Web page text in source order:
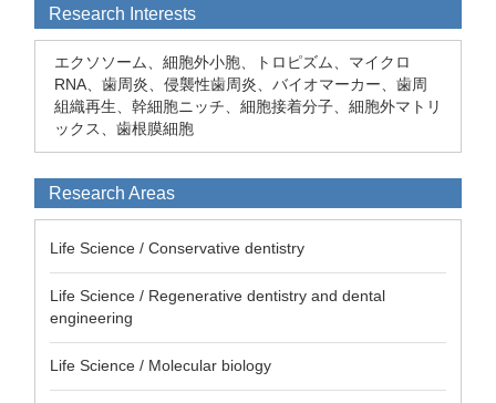
Research Interests
エクソソーム、細胞外小胞、トロピズム、マイクロ
RNA、歯周炎、侵襲性歯周炎、バイオマーカー、歯周
組織再生、幹細胞ニッチ、細胞接着分子、細胞外マトリ
ックス、歯根膜細胞
Research Areas
Life Science / Conservative dentistry
Life Science / Regenerative dentistry and dental
engineering
Life Science / Molecular biology